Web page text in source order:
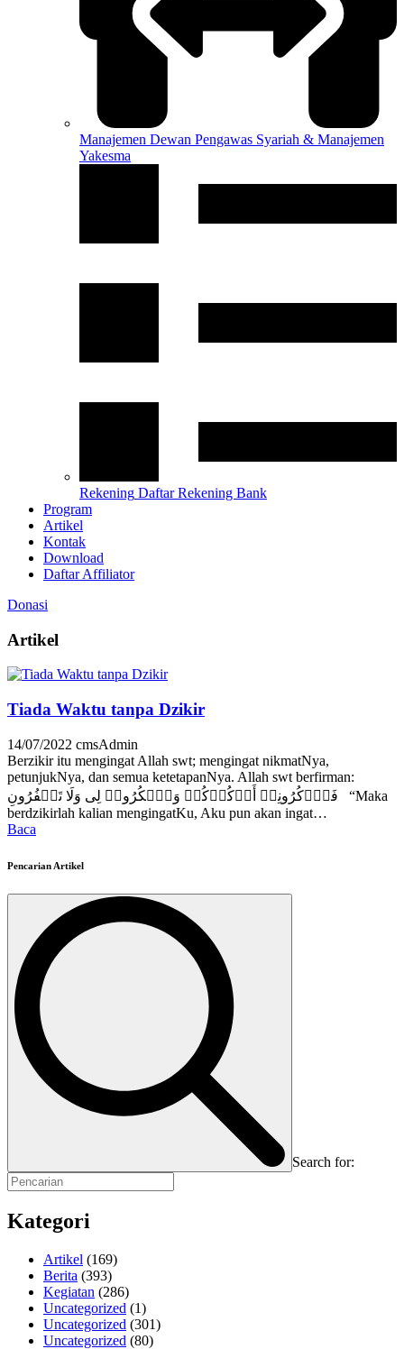
Manajemen Dewan Pengawas Syariah & Manajemen
Yakesma
Rekening Daftar Rekening Bank
Program
Artikel
Kontak
Download
Daftar Affiliator
Donasi
Artikel
Tiada Waktu tanpa Dzikir
14/07/2022 cmsAdmin
Berzikir itu mengingat Allah swt; mengingat nikmatNya,
petunjukNya, dan semua ketetapanNya. Allah swt berfirman:
فَٱذۡكُرُونِیۤ أَذۡكُرۡكُمۡ وَٱشۡكُرُوا۟ لِی وَلَا تَكۡفُرُونِ “Maka
berdzikirlah kalian mengingatKu, Aku pun akan ingat…
Baca
Pencarian Artikel
Search for:
Kategori
Artikel (169)
Berita (393)
Kegiatan (286)
Uncategorized (1)
Uncategorized (301)
Uncategorized (80)